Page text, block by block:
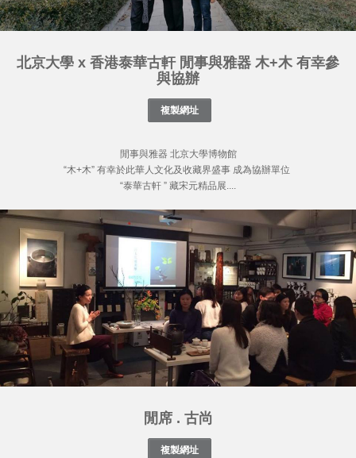
北京大學 x 香港泰華古軒 閒事與雅器 木+木 有幸參
與協辦
閒事與雅器 北京大學博物館
“木+木” 有幸於此華人文化及收藏界盛事 成為協辦單位
“泰華古軒 ” 藏宋元精品展....
閒席 . 古尚